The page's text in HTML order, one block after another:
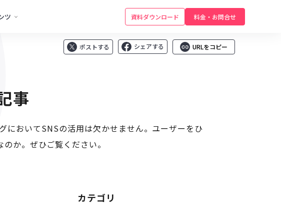
ツ 資料ダウンロード 料金・お問合せ
ポストする シェアする URLをコピー
事
においてSNSの活用は欠かせません。ユーザーをひ
か。ぜひご覧ください。
カテゴリ